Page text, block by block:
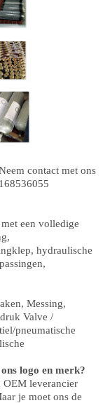
contact met ons
een volledige
hydraulische
,
, Messing,
druk Valve /
pneumatische
logo en merk?
leverancier
je moet ons de